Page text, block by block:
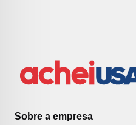
Sobre a empresa